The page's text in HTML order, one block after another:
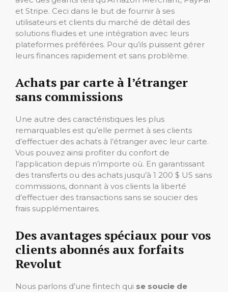
et Stripe. Ceci dans le but de fournir à ses
utilisateurs et clients du marché de détail des
solutions fluides et une intégration avec leurs
plateformes préférées. Pour qu’ils puissent gérer
leurs finances rapidement et sans problème.
Achats par carte à l’étranger
sans commissions
Une autre des caractéristiques les plus
remarquables est qu’elle permet à ses clients
d’effectuer des achats à l’étranger avec leur carte.
Vous pouvez ainsi profiter du confort de
l’application depuis n’importe où. En garantissant
des transferts ou des achats jusqu’à 1 200 $ US sans
commissions, donnant à vos clients la liberté
d’effectuer des transactions sans se soucier des
frais supplémentaires.
Des avantages spéciaux pour vos
clients abonnés aux forfaits
Revolut
Nous parlons d’une fintech qui se soucie de